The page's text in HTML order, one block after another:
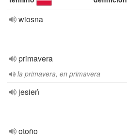
wiosna
primavera
la primavera, en primavera
jesień
otoño